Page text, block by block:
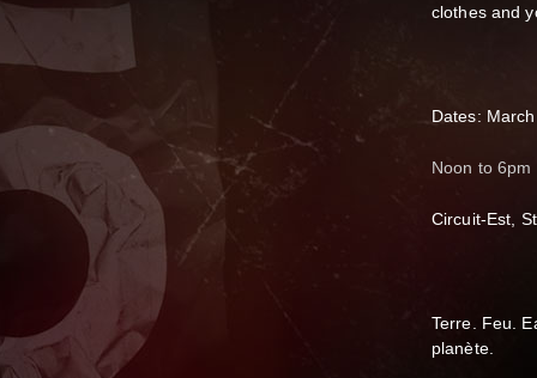
clothes and
Dates:
Noon to 6pm
Circuit-Est,
Terre. Feu.
planète.